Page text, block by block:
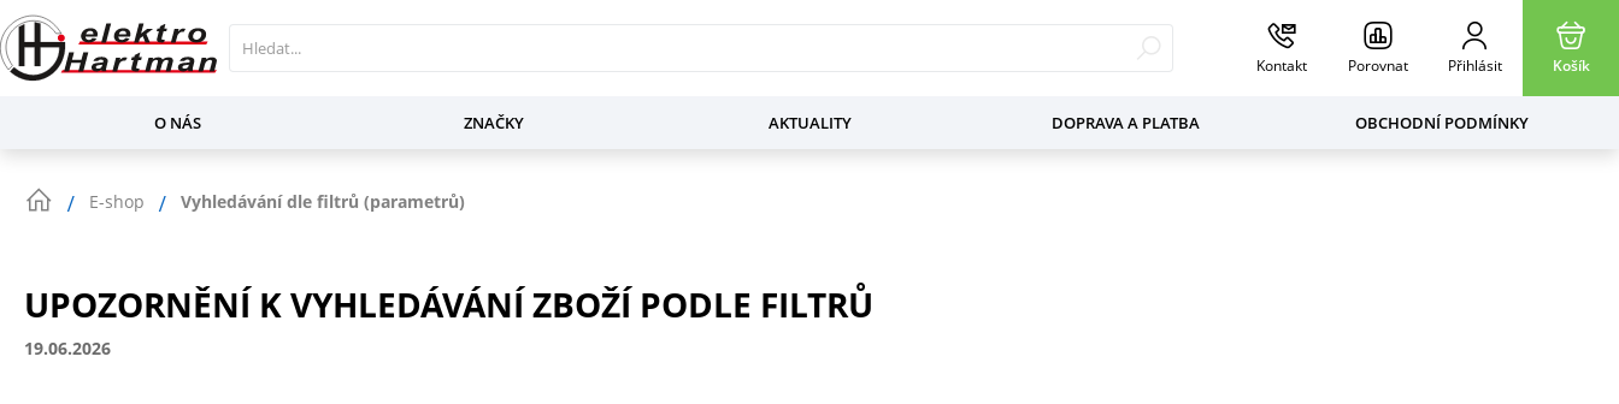
Kontakt Porovnat Přihlásit Košík
O NÁS ZNAČKY AKTUALITY DOPRAVA A PLATBA OBCHODNÍ PODMÍNKY
E-shop Vyhledávání dle filtrů (parametrů)
UPOZORNĚNÍ K VYHLEDÁVÁNÍ ZBOŽÍ PODLE FILTRŮ
19.06.2026